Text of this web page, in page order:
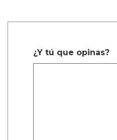
¿Y tú que opinas?